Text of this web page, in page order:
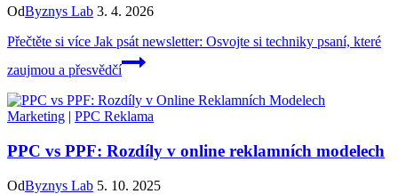
OdByznys Lab 3. 4. 2026
Přečtěte si více Jak psát newsletter: Osvojte si techniky psaní, které
zaujmou a přesvědčí
Marketing | PPC Reklama
PPC vs PPF: Rozdíly v online reklamních modelech
OdByznys Lab 5. 10. 2025